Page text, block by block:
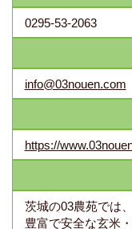
0295-53-2063
info@03nouen.com
https://
茨城の03農苑では
豊富で安全な玄米